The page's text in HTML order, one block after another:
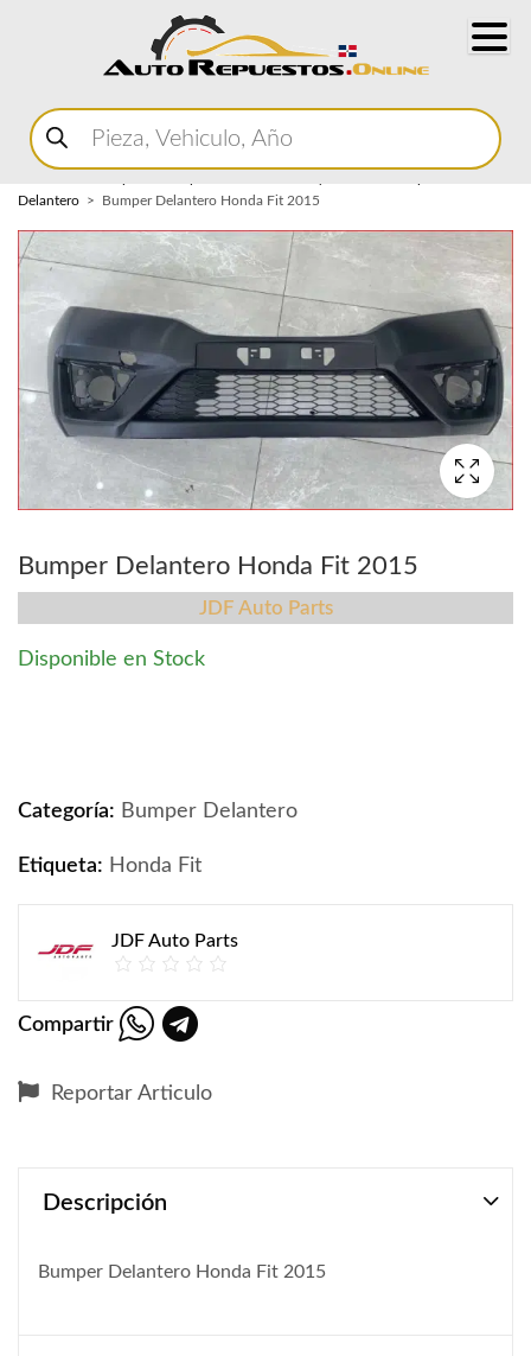
Buscar
productos
Delantero
Bumper Delantero Honda Fit 2015
Bumper Delantero Honda Fit 2015
JDF Auto Parts
Disponible en Stock
Categoría: Bumper Delantero
Etiqueta: Honda Fit
JDF Auto Parts
Compartir
Reportar Articulo
Descripción
Bumper Delantero Honda Fit 2015